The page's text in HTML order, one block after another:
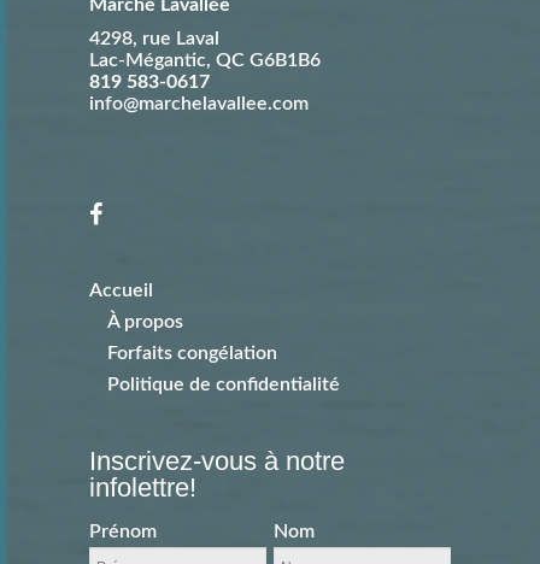
Marché Lavallée
4298, rue Laval
Lac-Mégantic, QC G6B1B6
819 583-0617
info@marchelavallee.com
Accueil
À propos
Forfaits congélation
Politique de confidentialité
Inscrivez-vous à notre
infolettre!
Prénom Nom